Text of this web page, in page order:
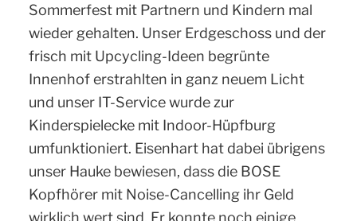
Sommerfest mit Partnern und Kindern mal
wieder gehalten. Unser Erdgeschoss und der
frisch mit Upcycling-Ideen begrünte
Innenhof erstrahlten in ganz neuem Licht
und unser IT-Service wurde zur
Kinderspielecke mit Indoor-Hüpfburg
umfunktioniert. Eisenhart hat dabei übrigens
unser Hauke bewiesen, dass die BOSE
Kopfhörer mit Noise-Cancelling ihr Geld
wirklich wert sind. Er konnte noch einige